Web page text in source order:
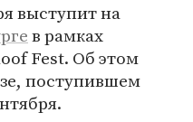
выступит на
в рамках
Fest. Об этом
поступившем